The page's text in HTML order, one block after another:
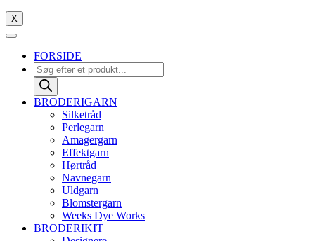
X
FORSIDE
Products
search
BRODERIGARN
Silketråd
Perlegarn
Amagergarn
Effektgarn
Hørtråd
Navnegarn
Uldgarn
Blomstergarn
Weeks Dye Works
BRODERIKIT